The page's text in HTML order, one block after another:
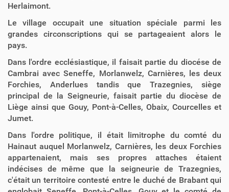
Herlaimont.
Le village occupait une situation spéciale parmi les
grandes circonscriptions qui se partageaient alors le
pays.
Dans l'ordre ecclésiastique, il faisait partie du diocése de
Cambrai avec Seneffe, Morlanwelz, Carnières, les deux
Forchies, Anderlues tandis que Trazegnies, siège
principal de la Seigneurie, faisait partie du diocèse de
Liège ainsi que Gouy, Pont-à-Celles, Obaix, Courcelles et
Jumet.
Dans l'ordre politique, il était limitrophe du comté du
Hainaut auquel Morlanwelz, Carnières, les deux Forchies
appartenaient, mais ses propres attaches étaient
indécises de même que la seigneurie de Trazegnies,
c'était un territoire contesté entre le duché de Brabant qui